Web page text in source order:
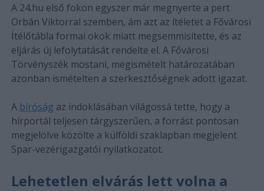
A 24.hu első fokon egyszer már megnyerte a pert
Orbán Viktorral szemben, ám azt az ítéletet a Fővárosi
Ítélőtábla formai okok miatt megsemmisítette, és az
eljárás új lefolytatását rendelte el. A Fővárosi
Törvényszék mostani, megismételt határozatában
azonban ismételten a szerkesztőségnek adott igazat.
A bíróság az indoklásában világossá tette, hogy a
hírportál teljesen tárgyszerűen, a forrást pontosan
megjelölve közölte a külföldi szaklapban megjelent
Spar-vezérigazgatói nyilatkozatot.
Lehetetlen elvárás lett volna a